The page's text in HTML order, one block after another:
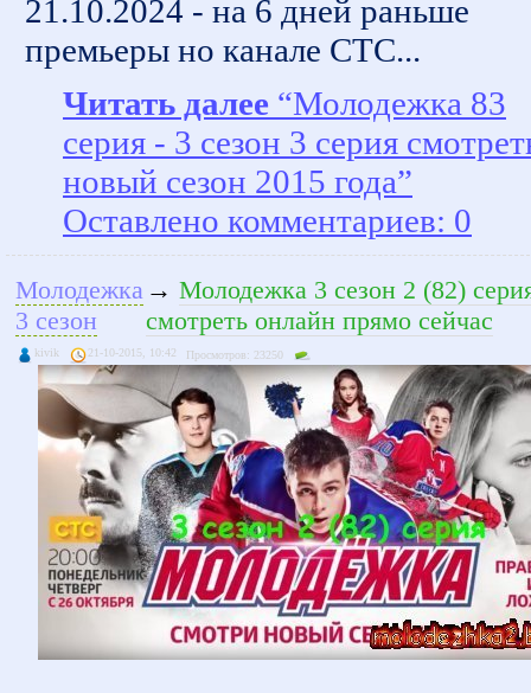
21.10.2024 - на 6 дней раньше
премьеры но канале СТС...
Читать далее “Молодежка 83
серия - 3 сезон 3 серия
новый сезон 2015 года”
Оставлено комментариев: 0
Молодежка
3 сезон
→ Молодежка 3 сезон 2 (82)
смотреть онлайн прямо сейчас
kivik 21-10-2015, 10:42 Просмотров: 23250